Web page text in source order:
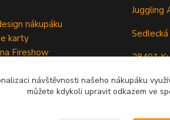
nákupáku
karty
Fireshow
Juggling
28401
návštěvnosti našeho nákupáku
můžete kdykoli upravit odkazem ve